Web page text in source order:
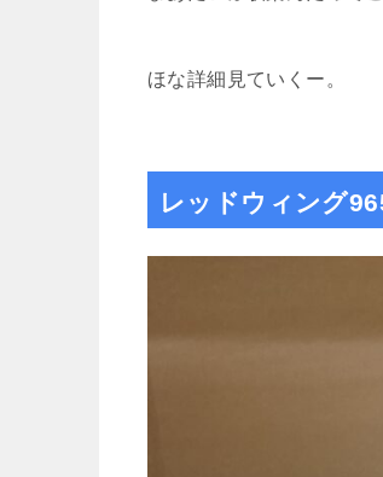
ほな詳細見ていくー。
レッドウィング